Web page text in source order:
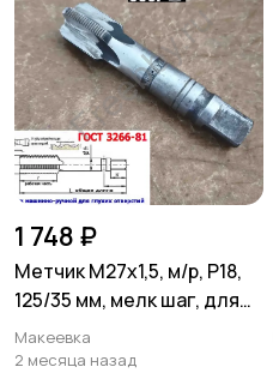
1 748 ₽
Метчик М27х1,5, м/р, Р18,
125/35 мм, мелк шаг, для
скв и гл резьбы, СССР
Макеевка
2 месяца назад